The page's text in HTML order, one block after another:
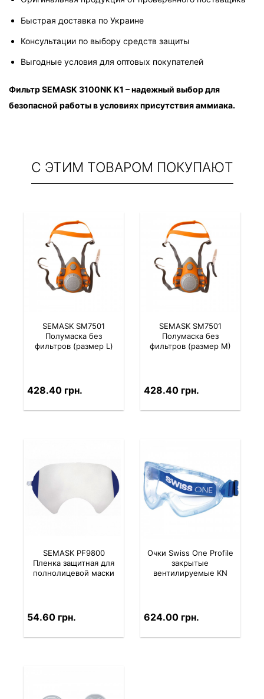
Быстрая доставка по Украине
Консультации по выбору средств защиты
Выгодные условия для оптовых покупателей
Фильтр SEMASK 3100NK K1 – надежный выбор для
безопасной работы в условиях присутствия аммиака.
С ЭТИМ ТОВАРОМ ПОКУПАЮТ
SEMASK SM7501
Полумаска без
фильтров (размер L)
428.40 грн.
SEMASK SM7501
Полумаска без
фильтров (размер М)
428.40 грн.
SEMASK PF9800
Пленка защитная для
полнолицевой маски
54.60 грн.
Очки Swiss One Profile
закрытые
вентилируемые KN
624.00 грн.